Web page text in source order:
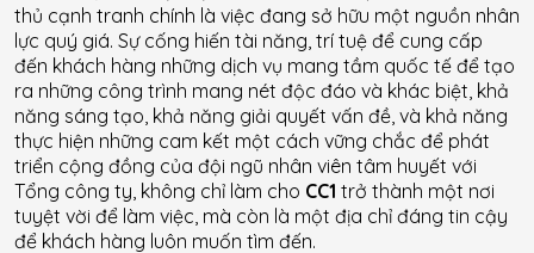
thủ cạnh tranh chính là việc đang sở hữu một nguồn nhân
lực quý giá. Sự cống hiến tài năng, trí tuệ để cung cấp
đến khách hàng những dịch vụ mang tầm quốc tế để tạo
ra những công trình mang nét độc đáo và khác biệt, khả
năng sáng tạo, khả năng giải quyết vấn đề, và khả năng
thực hiện những cam kết một cách vững chắc để phát
triển cộng đồng của đội ngũ nhân viên tâm huyết với
Tổng công ty, không chỉ làm cho CC1 trở thành một nơi
tuyệt vời để làm việc, mà còn là một địa chỉ đáng tin cậy
để khách hàng luôn muốn tìm đến.